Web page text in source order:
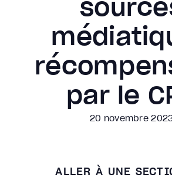
par le
20 novembre
ALLER À UNE